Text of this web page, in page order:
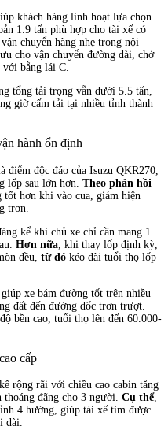
khách hàng linh hoạt lựa chọn
1.9 tấn phù hợp cho tài xế có
chuyển hàng nhẹ trong nội
cho vận chuyển đường dài, chở
bằng lái C.
tổng tải trọng vẫn dưới 5.5 tấn,
giờ cấm tải tại nhiều tỉnh thành
hành ổn định
điểm độc đáo của Isuzu QKR270,
lốp sau lớn hơn. Theo phản hồi
tốt hơn khi vào cua, giảm hiện
trơn.
kể khi chủ xe chỉ cần mang 1
Hơn nữa , khi thay lốp định kỳ,
đều, từ đó kéo dài tuổi thọ lốp
xe bám đường tốt trên nhiều
đất đến đường dốc trơn trượt.
bền cao, tuổi thọ lên đến 60.000-
cấp
rộng rãi với chiều cao cabin tăng
đãng cho 3 người. Cụ thể,
4 hướng, giúp tài xế tìm được
dài.